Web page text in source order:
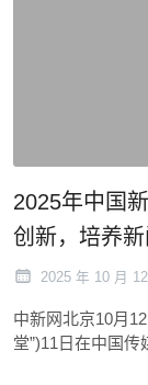
2025年中国
创新，培养
2025 年 10 月
中新网北京10月
堂”)11日在中国传